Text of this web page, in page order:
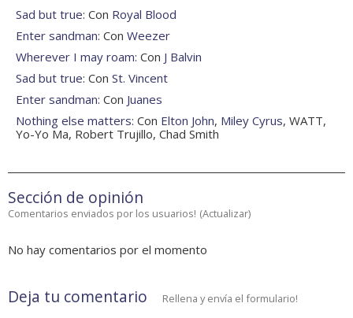
Sad but true: Con Royal Blood
Enter sandman: Con Weezer
Wherever I may roam: Con J Balvin
Sad but true: Con St. Vincent
Enter sandman: Con Juanes
Nothing else matters: Con Elton John, Miley Cyrus, WATT,
Yo-Yo Ma, Robert Trujillo, Chad Smith
Sección de opinión
Comentarios enviados por los usuarios! (Actualizar)
No hay comentarios por el momento
Deja tu comentario Rellena y envía el formulario!